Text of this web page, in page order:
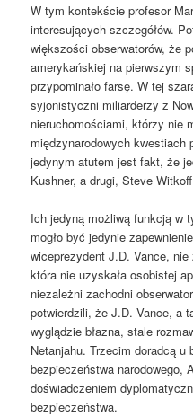
W tym kontekście profesor
interesujących szczegółów.
większości obserwatorów, że
amerykańskiej na pierwszym
przypominało farsę. W tej
syjonistyczni miliarderzy z
nieruchomościami, którzy nie
międzynarodowych
jedynym atutem jest fakt, że
Kushner, a drugi, Steve
Ich jedyną możliwą funkcją w
mogło być jedynie
wiceprezydent J.D. Vance,
która nie uzyskała osobistej
niezależni zachodni
potwierdzili, że J.D. Vance, a
wyglądzie błazna, stale
Netanjahu. Trzecim doradcą u
bezpieczeństwa narodowego,
doświadczeniem
bezpieczeństwa.